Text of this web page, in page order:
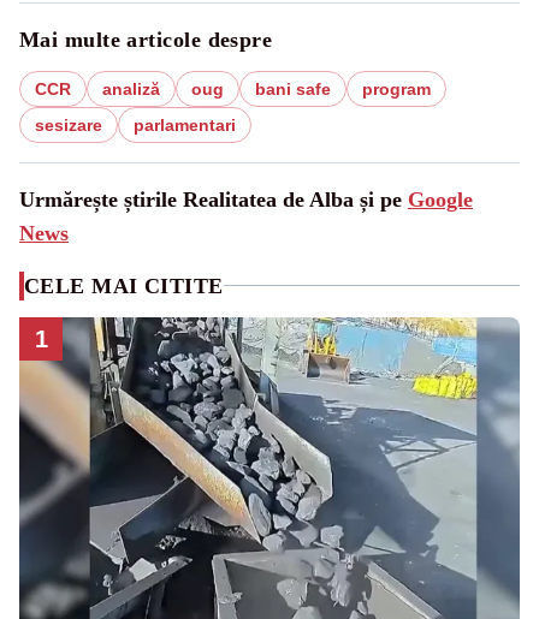
Mai multe articole despre
CCR analiză oug bani safe
program
sesizare
parlamentari
Urmărește știrile Realitatea de Alba și pe Google
News
CELE MAI CITITE
1